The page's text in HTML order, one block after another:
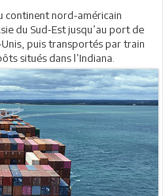
continent nord-américain
du Sud-Est jusqu’au port de
puis transportés par train
situés dans l’Indiana.